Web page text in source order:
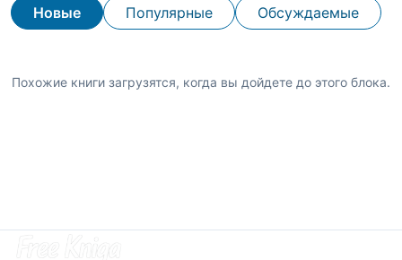
Новые Популярные Обсуждаемые
Похожие книги загрузятся, когда вы дойдете до этого блока.